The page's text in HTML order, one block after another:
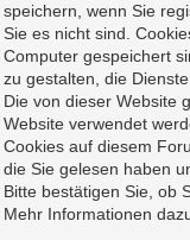
speichern, wenn Sie
Sie es nicht sind.
Computer gespeichert
zu gestalten, die
Die von dieser Website
Website verwendet
Cookies auf diesem
die Sie gelesen haben
Bitte bestätigen Sie, ob
Mehr Informationen